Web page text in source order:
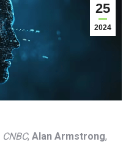
25
2024
CNBC, Alan Armstrong,